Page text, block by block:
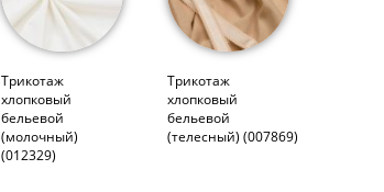
Трикотаж
хлопковый
бельевой
(молочный)
(012329)
Трикотаж
хлопковый
бельевой
(телесный) (007869)